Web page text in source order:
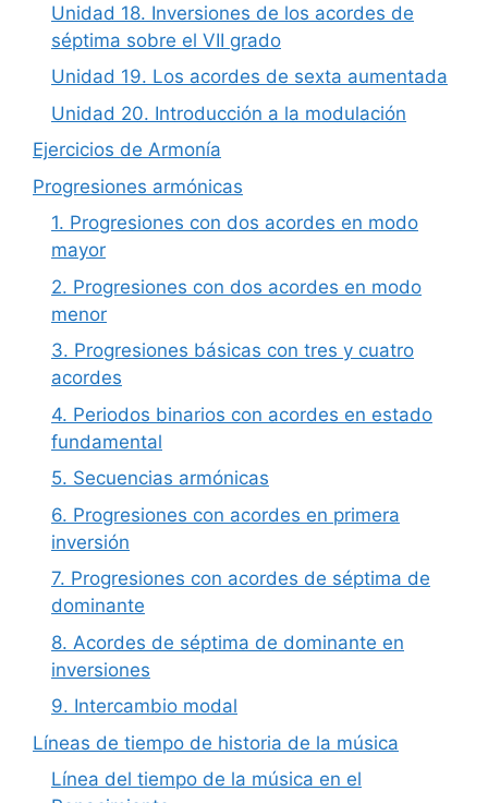
Unidad 18. Inversiones de los acordes de
séptima sobre el VII grado
Unidad 19. Los acordes de sexta aumentada
Unidad 20. Introducción a la modulación
Ejercicios de Armonía
Progresiones armónicas
1. Progresiones con dos acordes en modo
mayor
2. Progresiones con dos acordes en modo
menor
3. Progresiones básicas con tres y cuatro
acordes
4. Periodos binarios con acordes en estado
fundamental
5. Secuencias armónicas
6. Progresiones con acordes en primera
inversión
7. Progresiones con acordes de séptima de
dominante
8. Acordes de séptima de dominante en
inversiones
9. Intercambio modal
Líneas de tiempo de historia de la música
Línea del tiempo de la música en el